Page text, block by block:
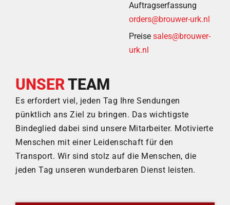
Auftragserfassung
orders@brouwer-urk.nl
Preise sales@brouwer-
urk.nl
UNSERTEAM
Es erfordert viel, jeden Tag Ihre Sendungen
pünktlich ans Ziel zu bringen. Das wichtigste
Bindeglied dabei sind unsere Mitarbeiter. Motivierte
Menschen mit einer Leidenschaft für den
Transport. Wir sind stolz auf die Menschen, die
jeden Tag unseren wunderbaren Dienst leisten.